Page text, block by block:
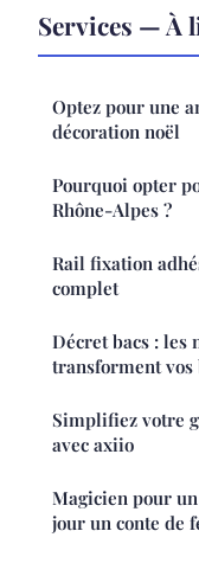
Services — À
Optez pour une
décoration noël
Pourquoi opter
Rhône-Alpes ?
Rail fixation
complet
Décret bacs : les
transforment
Simplifiez votre
avec axiio
Magicien pour
jour un conte de